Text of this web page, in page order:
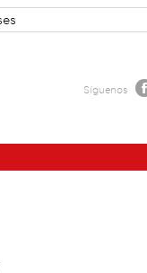
Síguenos